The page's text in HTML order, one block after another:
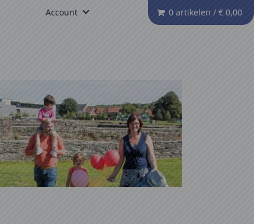
Account 0 artikelen / € 0,00